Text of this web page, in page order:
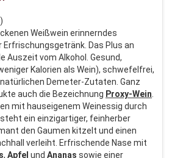
Weißwein erinnerndes
Das Plus an
Auszeit vom Alkohol. Gesund,
Kalorien als Wein), schwefelfrei,
Demeter-Zutaten. Ganz
auch die Bezeichnung Proxy-Wein
mit hauseigenem Weinessig durch
ein einzigartiger, feinherber
den Gaumen kitzelt und einen
verleiht. Erfrischende Nase mit
, Apfel und Ananas sowie einer